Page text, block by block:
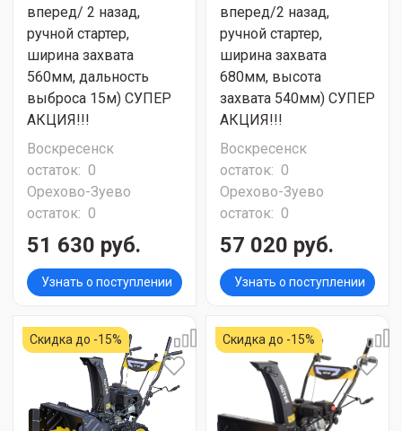
вперед/ 2 назад,
ручной стартер,
ширина захвата
560мм, дальность
выброса 15м) СУПЕР
АКЦИЯ!!!
Воскресенск
остаток: 0
Орехово-Зуево
остаток: 0
51 630 руб.
Узнать о поступлении
вперед/2 назад,
ручной стартер,
ширина захвата
680мм, высота
захвата 540мм) СУПЕР
АКЦИЯ!!!
Воскресенск
остаток: 0
Орехово-Зуево
остаток: 0
57 020 руб.
Узнать о поступлении
Скидка до -15% Скидка до -15%